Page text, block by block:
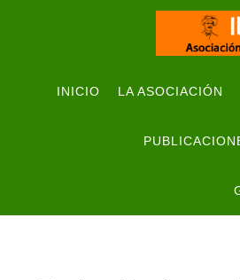
INICIO LA ASOCIACIÓN